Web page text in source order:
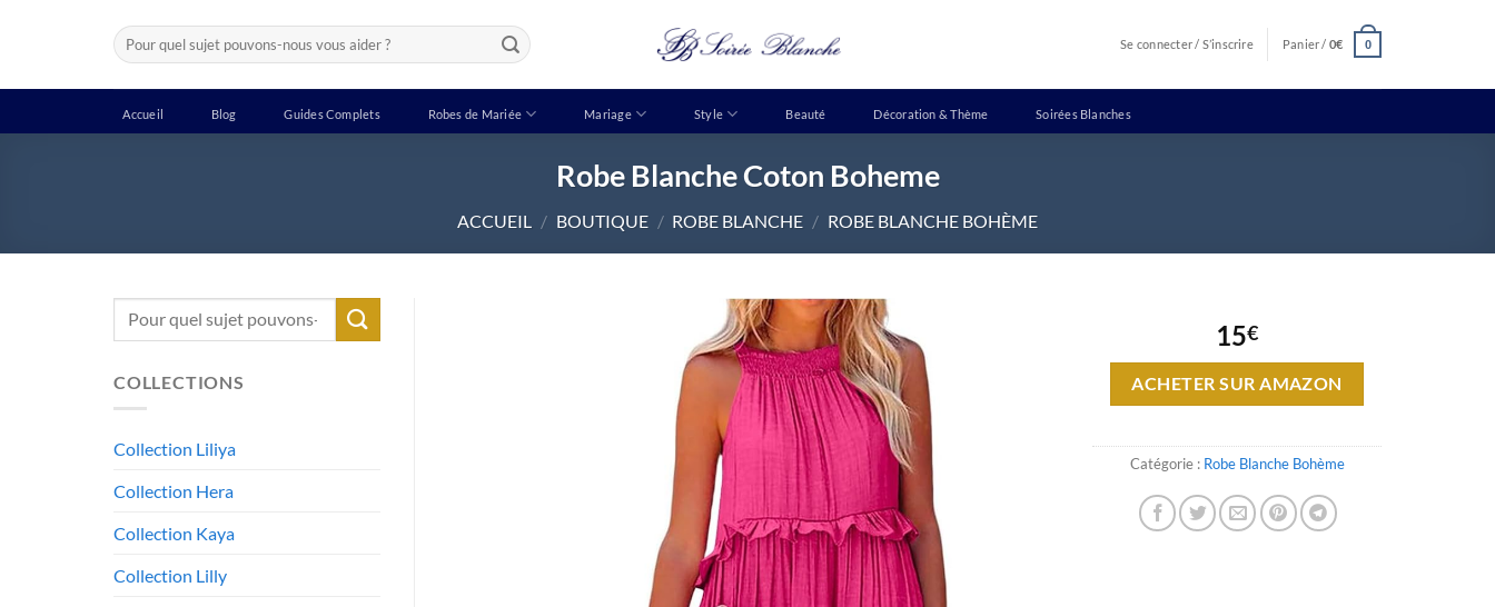
Recherche
pour :
Se connecter / S’inscrire Panier / 0€ 0
Accueil Blog Guides Complets Robes de Mariée Mariage Style Beauté Décoration & Thème Soirées Blanches
Robe Blanche Coton Boheme
ACCUEIL / BOUTIQUE / ROBE BLANCHE / ROBE BLANCHE BOHÈME
Recherche
COLLECTIONS
Collection Liliya
Collection Hera
Collection Kaya
Collection Lilly
15€
ACHETER SUR AMAZON
Catégorie : Robe Blanche Bohème